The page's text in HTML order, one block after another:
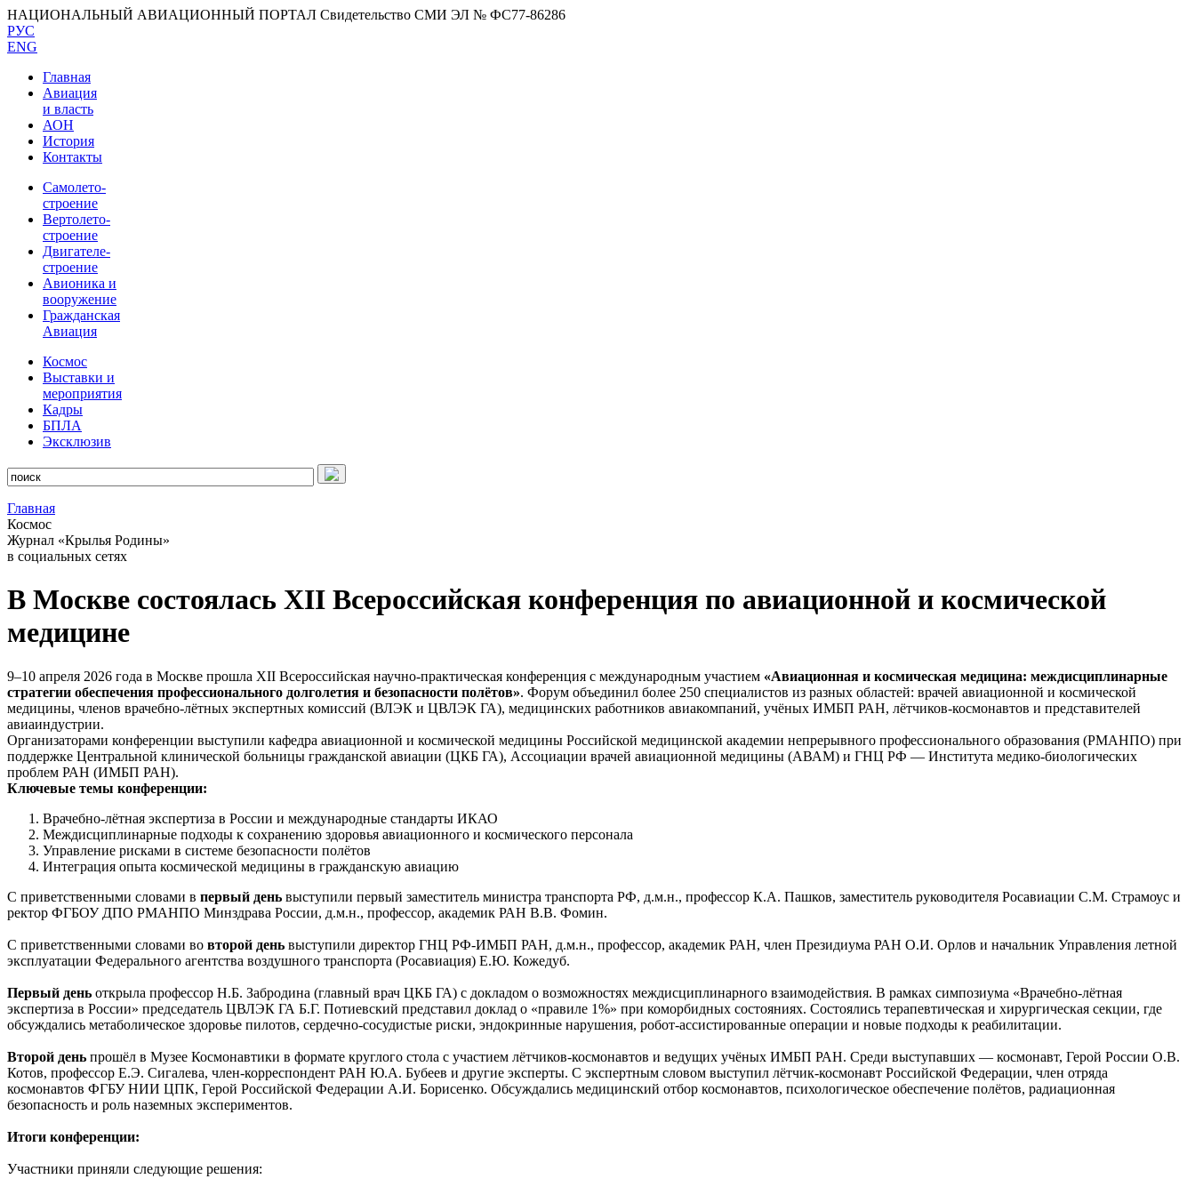
НАЦИОНАЛЬНЫЙ АВИАЦИОННЫЙ ПОРТАЛ Свидетельство СМИ ЭЛ № ФС77-86286
РУС
ENG
Главная
Авиация
и власть
АОН
История
Контакты
Самолето-
строение
Вертолето-
строение
Двигателе-
строение
Авионика и
вооружение
Гражданская
Авиация
Космос
Выставки и
мероприятия
Кадры
БПЛА
Эксклюзив
Главная
Космос
Журнал «Крылья Родины»
в социальных сетях
В Москве состоялась XII Всероссийская конференция по авиационной и космической
медицине
9–10 апреля 2026 года в Москве прошла XII Всероссийская научно-практическая конференция с международным участием «Авиационная и космическая медицина: междисциплинарные
стратегии обеспечения профессионального долголетия и безопасности полётов». Форум объединил более 250 специалистов из разных областей: врачей авиационной и космической
медицины, членов врачебно-лётных экспертных комиссий (ВЛЭК и ЦВЛЭК ГА), медицинских работников авиакомпаний, учёных ИМБП РАН, лётчиков-космонавтов и представителей
авиаиндустрии.
Организаторами конференции выступили кафедра авиационной и космической медицины Российской медицинской академии непрерывного профессионального образования (РМАНПО) при
поддержке Центральной клинической больницы гражданской авиации (ЦКБ ГА), Ассоциации врачей авиационной медицины (АВАМ) и ГНЦ РФ — Института медико-биологических
проблем РАН (ИМБП РАН).
Ключевые темы конференции:
Врачебно-лётная экспертиза в России и международные стандарты ИКАО
Междисциплинарные подходы к сохранению здоровья авиационного и космического персонала
Управление рисками в системе безопасности полётов
Интеграция опыта космической медицины в гражданскую авиацию
С приветственными словами в первый день выступили первый заместитель министра транспорта РФ, д.м.н., профессор К.А. Пашков, заместитель руководителя Росавиации С.М. Страмоус и
ректор ФГБОУ ДПО РМАНПО Минздрава России, д.м.н., профессор, академик РАН В.В. Фомин.
С приветственными словами во второй день выступили директор ГНЦ РФ-ИМБП РАН, д.м.н., профессор, академик РАН, член Президиума РАН О.И. Орлов и начальник Управления летной
эксплуатации Федерального агентства воздушного транспорта (Росавиация) Е.Ю. Кожедуб.
Первый день открыла профессор Н.Б. Забродина (главный врач ЦКБ ГА) с докладом о возможностях междисциплинарного взаимодействия. В рамках симпозиума «Врачебно-лётная
экспертиза в России» председатель ЦВЛЭК ГА Б.Г. Потиевский представил доклад о «правиле 1%» при коморбидных состояниях. Состоялись терапевтическая и хирургическая секции, где
обсуждались метаболическое здоровье пилотов, сердечно-сосудистые риски, эндокринные нарушения, робот-ассистированные операции и новые подходы к реабилитации.
Второй день прошёл в Музее Космонавтики в формате круглого стола с участием лётчиков-космонавтов и ведущих учёных ИМБП РАН. Среди выступавших — космонавт, Герой России О.В.
Котов, профессор Е.Э. Сигалева, член-корреспондент РАН Ю.А. Бубеев и другие эксперты. С экспертным словом выступил лётчик-космонавт Российской Федерации, член отряда
космонавтов ФГБУ НИИ ЦПК, Герой Российской Федерации А.И. Борисенко. Обсуждались медицинский отбор космонавтов, психологическое обеспечение полётов, радиационная
безопасность и роль наземных экспериментов.
Итоги конференции:
Участники приняли следующие решения: